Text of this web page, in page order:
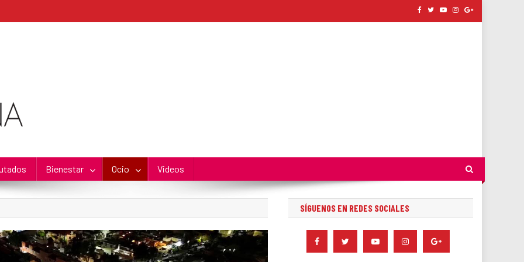
Bienestar Ocio Videos
SÍGUENOS EN REDES SOCIALES